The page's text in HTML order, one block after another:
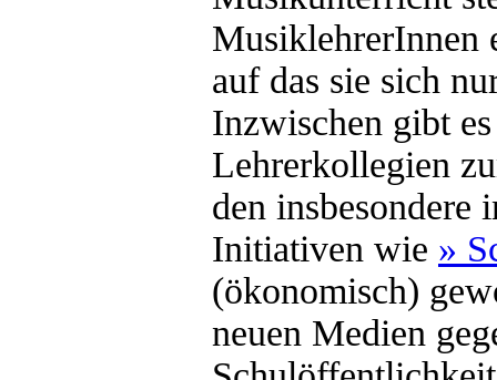
MusiklehrerInnen
auf das sie sich
Inzwischen gibt
Lehrerkollegien
den insbesondere
Initiativen wie »
(ökonomisch)
neuen Medien